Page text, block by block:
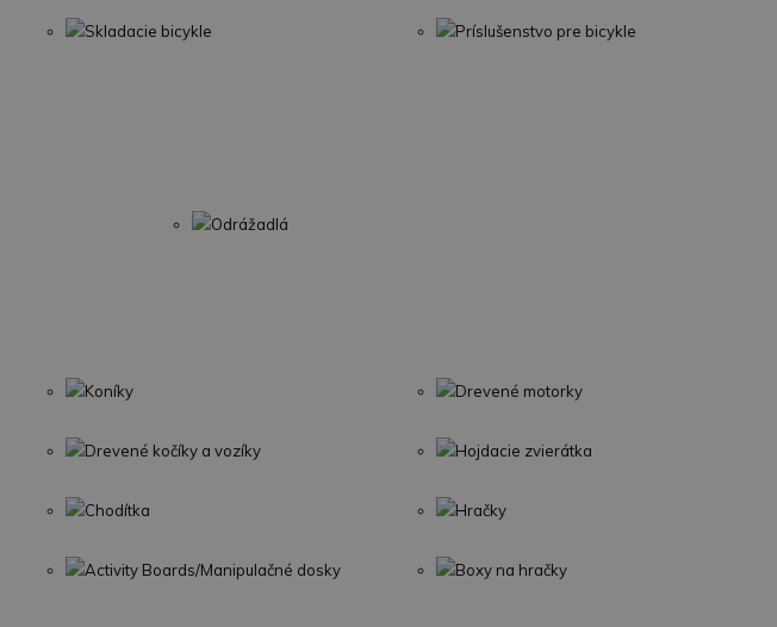
Skladacie bicykle Príslušenstvo pre bicykle
Odrážadlá
Koníky Drevené motorky
Drevené kočíky a vozíky Hojdacie zvierátka
Chodítka Hračky
Activity Boards/Manipulačné dosky Boxy na hračky